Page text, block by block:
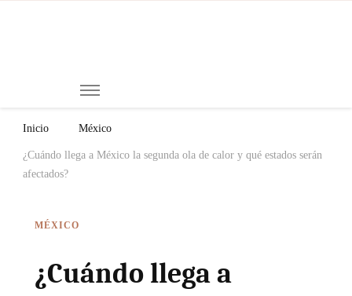
Inicio México
¿Cuándo llega a México la segunda ola de calor y qué estados serán
afectados?
MÉXICO
¿Cuándo llega a